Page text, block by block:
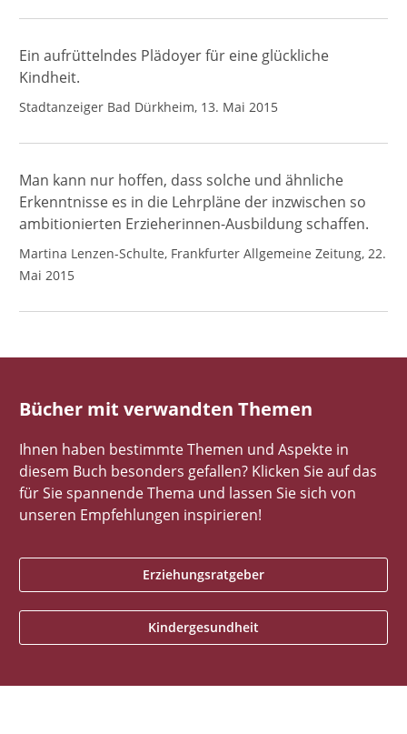
Ein aufrüttelndes Plädoyer für eine glückliche
Kindheit.
Stadtanzeiger Bad Dürkheim, 13. Mai 2015
Man kann nur hoffen, dass solche und ähnliche
Erkenntnisse es in die Lehrpläne der inzwischen so
ambitionierten Erzieherinnen-Ausbildung schaffen.
Martina Lenzen-Schulte, Frankfurter Allgemeine Zeitung, 22.
Mai 2015
Bücher mit verwandten Themen
Ihnen haben bestimmte Themen und Aspekte in
diesem Buch besonders gefallen? Klicken Sie auf das
für Sie spannende Thema und lassen Sie sich von
unseren Empfehlungen inspirieren!
Erziehungsratgeber
Kindergesundheit